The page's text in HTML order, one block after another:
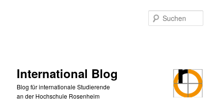
International Blog
Blog für internationale Studierende
an der Hochschule Rosenheim